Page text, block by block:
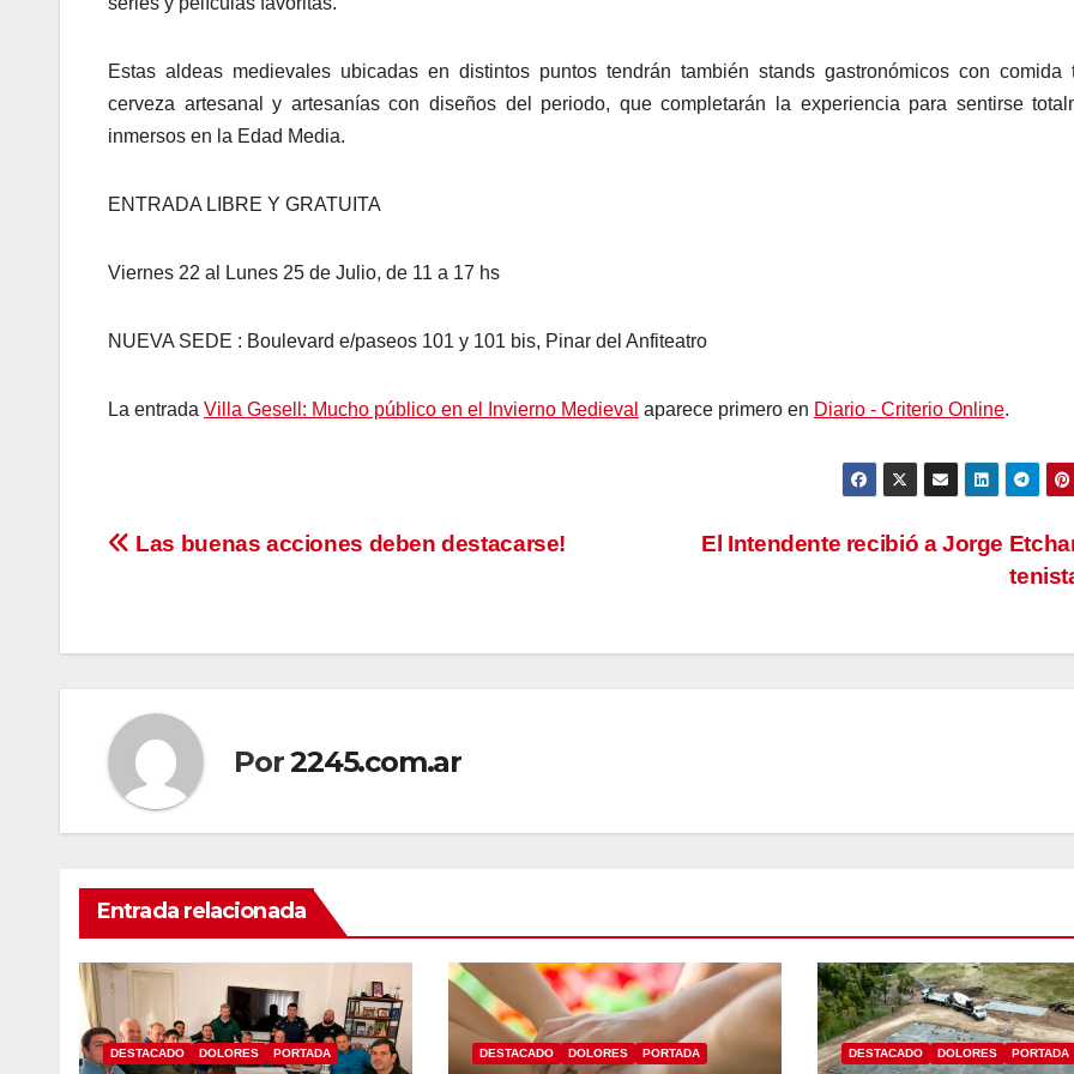
Estas aldeas medievales ubicadas en distintos puntos tendrán también stands gastronómicos con comida
cerveza artesanal y artesanías con diseños del periodo, que completarán la experiencia para sentirse
inmersos en la Edad Media.
ENTRADA LIBRE Y GRATUITA
Viernes 22 al Lunes 25 de Julio, de 11 a 17 hs
NUEVA SEDE : Boulevard e/paseos 101 y 101 bis, Pinar del Anfiteatro
La entrada Villa Gesell: Mucho público en el Invierno Medieval aparece primero en Diario - Criterio Online.
Navegación
entradas
El Intendente recibió a Jorge
Las buenas acciones deben destacarse!
Por2245.com.ar
Entrada relacionada
DESTACADO DOLORES PORTADA DESTACADO DOLORES PORTADA DESTACADO DOLORES PORTADA